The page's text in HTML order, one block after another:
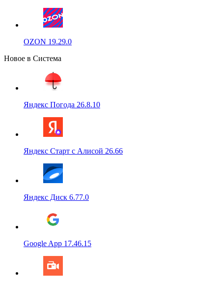
OZON 19.29.0
Новое в Система
Яндекс Погода 26.8.10
Яндекс Старт с Алисой 26.66
Яндекс Диск 6.77.0
Google App 17.46.15